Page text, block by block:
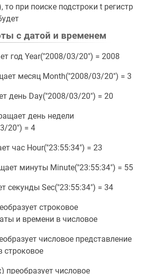
то при поиске подстроки t регистр
с датой и временем
год Year("2008/03/20") = 2008
месяц Month("2008/03/20") = 3
день Day("2008/03/20") = 20
день недели
20") = 4
час Hour("23:55:34") = 23
минуты Minute("23:55:34") = 55
секунды Sec("23:55:34") = 34
строковое
и времени в числовое
числовое представление
строковое
преобразует числовое